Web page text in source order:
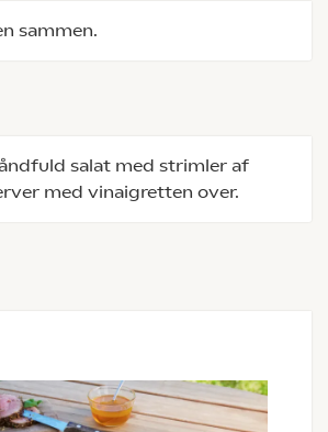
sammen.
salat med strimler af
med vinaigretten over.